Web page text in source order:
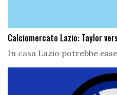
Calciomercato Lazio: Taylor
In casa Lazio potrebbe